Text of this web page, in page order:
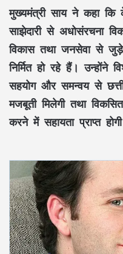
मुख्यमंत्री साय ने कहा
साझेदारीसे अधोसंरचना
विकासतथाजनसेवासे जुड़े
निर्मित हो रहे हैं। उन्होंने
सहयोग और समन्वय से
मजबूती मिलेगी तथा
करने में सहायता प्राप्त